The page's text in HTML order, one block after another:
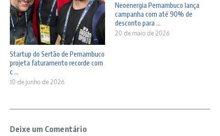
Startup do Sertão de Pernambuco
projeta faturamento recorde com
c ...
10 de junho de 2026
Neoenergia Pernambuco lança
campanha com até 90% de
desconto para ...
20 de maio de 2026
Deixe um Comentário